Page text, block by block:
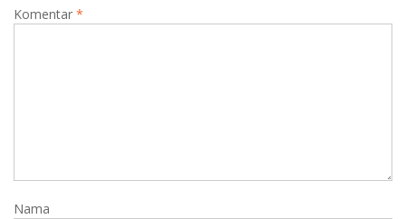
Komentar *
Nama